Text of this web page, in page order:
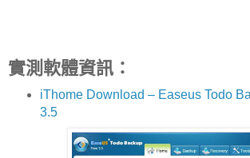
實測軟體資訊：
iThome Download – Easeus Todo
3.5